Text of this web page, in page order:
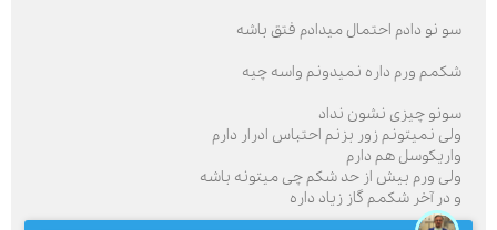
سو نو دادم احتمال میدادم فتق باشه
شکمم ورم داره نمیدونم واسه چیه
سونو چیزی نشون نداد
ولی نمیتونم زور بزنم احتباس ادرار دارم
واریکوسل هم دارم
ولی ورم بیش از حد شکم چی میتونه باشه
و در آخر شکمم گاز زیاد داره